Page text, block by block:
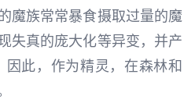
魔族常常暴食摄取过量的魔
失真的庞大化等异变，并产
因此，作为精灵，在森林和